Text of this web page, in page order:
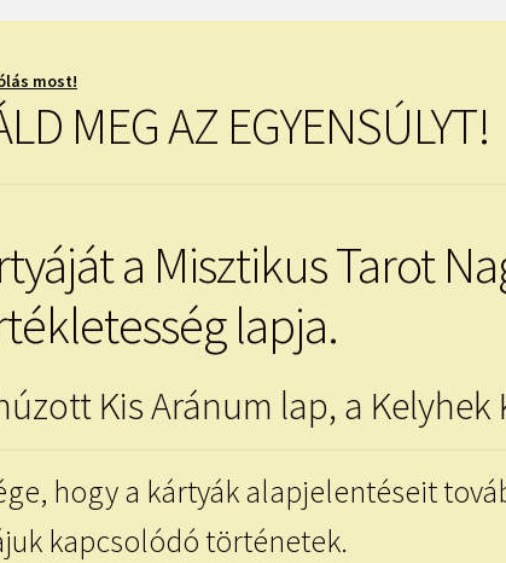
most!
MEG AZ EGYENSÚLYT!
a Misztikus Tarot
lapja.
Kis Aránum lap, a
hogy a kártyák alapjelentéseit
kapcsolódó történetek.